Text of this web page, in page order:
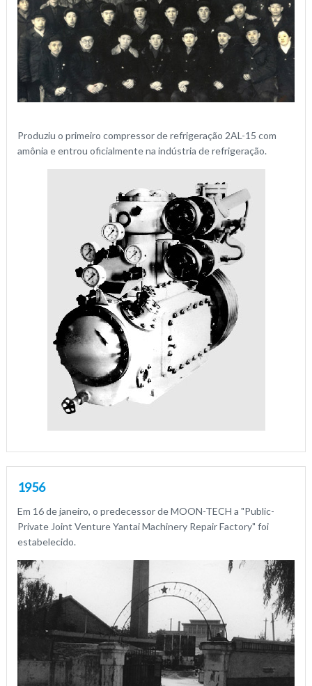
Produziu o primeiro compressor de refrigeração 2AL-15 com
amônia e entrou oficialmente na indústria de refrigeração.
1956
Em 16 de janeiro, o predecessor de MOON-TECH a "Public-
Private Joint Venture Yantai Machinery Repair Factory" foi
estabelecido.